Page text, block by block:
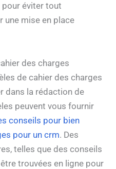
éviter tout
une mise en place
des charges
de cahier des charges
dans la rédaction de
peuvent vous fournir
conseils pour bien
pour un crm. Des
telles que des conseils
trouvées en ligne pour